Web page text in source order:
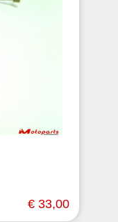
€ 33,00